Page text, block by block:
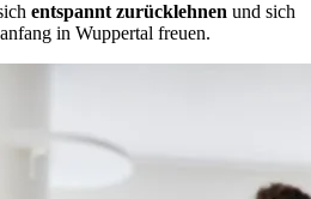
entspannt zurücklehnen und sich
in Wuppertal freuen.